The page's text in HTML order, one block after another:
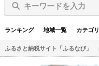
キーワードを入力
ランキング 地域一覧 カテゴリ
ふるさと納税サイト「ふるなび」